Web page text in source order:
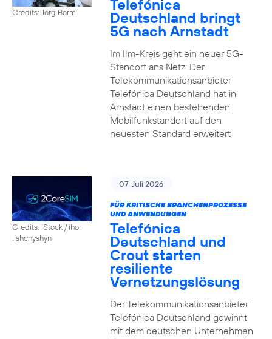
Credits: Jörg Borm Telefónica
Deutschland bringt
5G nach Arnstadt
Im Ilm-Kreis geht ein neuer 5G-
Standort ans Netz: Der
Telekommunikationsanbieter
Telefónica Deutschland hat in
Arnstadt einen bestehenden
Mobilfunkstandort auf den
neuesten Standard erweitert
Credits: iStock / ihor
lishchyshyn
07. Juli 2026
FÜR KRITISCHE BRANCHENPROZESSE
UND ANWENDUNGEN
Telefónica
Deutschland und
Crout starten
resiliente
Vernetzungslösung
Der Telekommunikationsanbieter
Telefónica Deutschland gewinnt
mit dem deutschen Unternehmen